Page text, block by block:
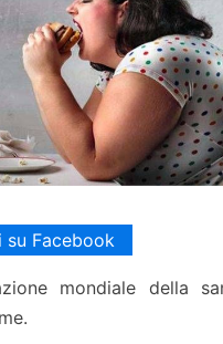
su Facebook
mondiale della